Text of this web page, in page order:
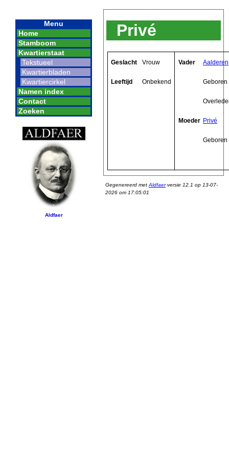
Menu
Home
Stamboom
Kwartierstaat
Tekstueel
Kwartierbladen
Kwartiercirkel
Namen index
Contact
Zoeken
Aldfaer
Privé
Geslacht Vrouw
Leeftijd Onbekend
Vader
Geboren
Moeder Privé
Geboren
Gegenereerd met Aldfaerversie 12.1 op 13-07-
2026 om 17:05:01